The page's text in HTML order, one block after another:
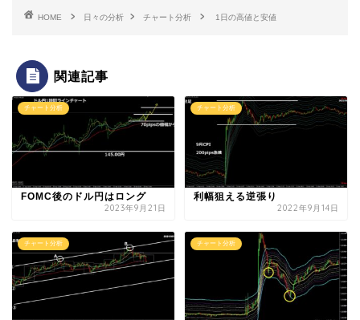
HOME 日々の分析 チャート分析 1日の高値と安値
関連記事
チャート分析
FOMC後のドル円はロング
2023年9月21日
チャート分析
利幅狙える逆張り
2022年9月14日
チャート分析 チャート分析